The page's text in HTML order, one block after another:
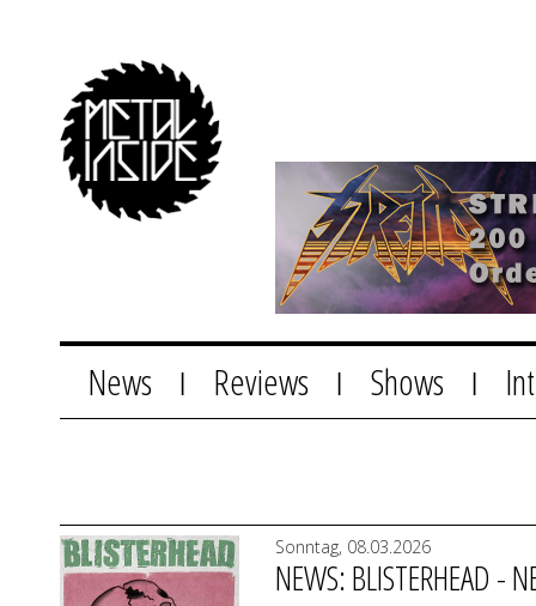
News Reviews Shows
Sonntag, 08.03.2026
NEWS: BLISTERHEAD -